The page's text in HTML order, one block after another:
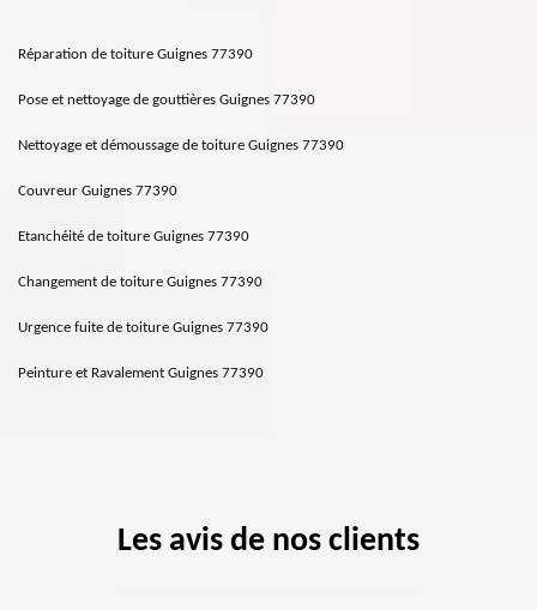
Réparation de toiture Guignes 77390
Pose et nettoyage de gouttières Guignes 77390
Nettoyage et démoussage de toiture Guignes 77390
Couvreur Guignes 77390
Etanchéité de toiture Guignes 77390
Changement de toiture Guignes 77390
Urgence fuite de toiture Guignes 77390
Peinture et Ravalement Guignes 77390
Les avis de nos clients